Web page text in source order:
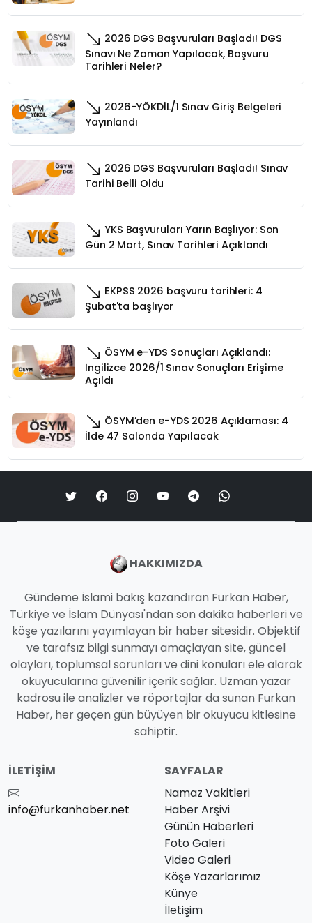
2026 DGS Başvuruları Başladı! DGS
Sınavı Ne Zaman Yapılacak, Başvuru
Tarihleri Neler?
2026-YÖKDİL/1 Sınav Giriş Belgeleri
Yayınlandı
2026 DGS Başvuruları Başladı! Sınav
Tarihi Belli Oldu
YKS Başvuruları Yarın Başlıyor: Son
Gün 2 Mart, Sınav Tarihleri Açıklandı
EKPSS 2026 başvuru tarihleri: 4
Şubat'ta başlıyor
ÖSYM e-YDS Sonuçları Açıklandı:
İngilizce 2026/1 Sınav Sonuçları Erişime
Açıldı
ÖSYM’den e-YDS 2026 Açıklaması: 4
İlde 47 Salonda Yapılacak
HAKKIMIZDA
Gündeme İslami bakış kazandıran Furkan Haber,
Türkiye ve İslam Dünyası'ndan son dakika haberleri ve
köşe yazılarını yayımlayan bir haber sitesidir. Objektif
ve tarafsız bilgi sunmayı amaçlayan site, güncel
olayları, toplumsal sorunları ve dini konuları ele alarak
okuyucularına güvenilir içerik sağlar. Uzman yazar
kadrosu ile analizler ve röportajlar da sunan Furkan
Haber, her geçen gün büyüyen bir okuyucu kitlesine
sahiptir.
İLETIŞIM
info@furkanhaber.net
SAYFALAR
Namaz Vakitleri
Haber Arşivi
Günün Haberleri
Foto Galeri
Video Galeri
Köşe Yazarlarımız
Künye
İletişim